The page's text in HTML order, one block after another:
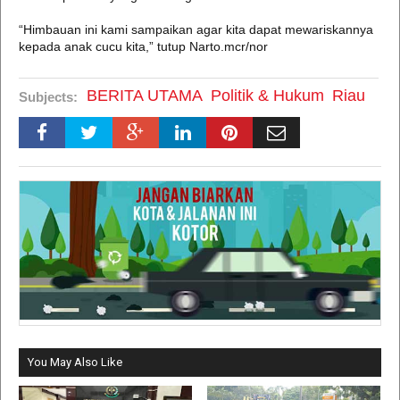
“Himbauan ini kami sampaikan agar kita dapat mewariskannya
kepada anak cucu kita,” tutup Narto.mcr/nor
Subjects: BERITA UTAMA Politik & Hukum Riau
You May Also Like